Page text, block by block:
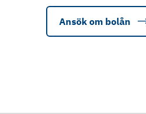
Ansök om bolån